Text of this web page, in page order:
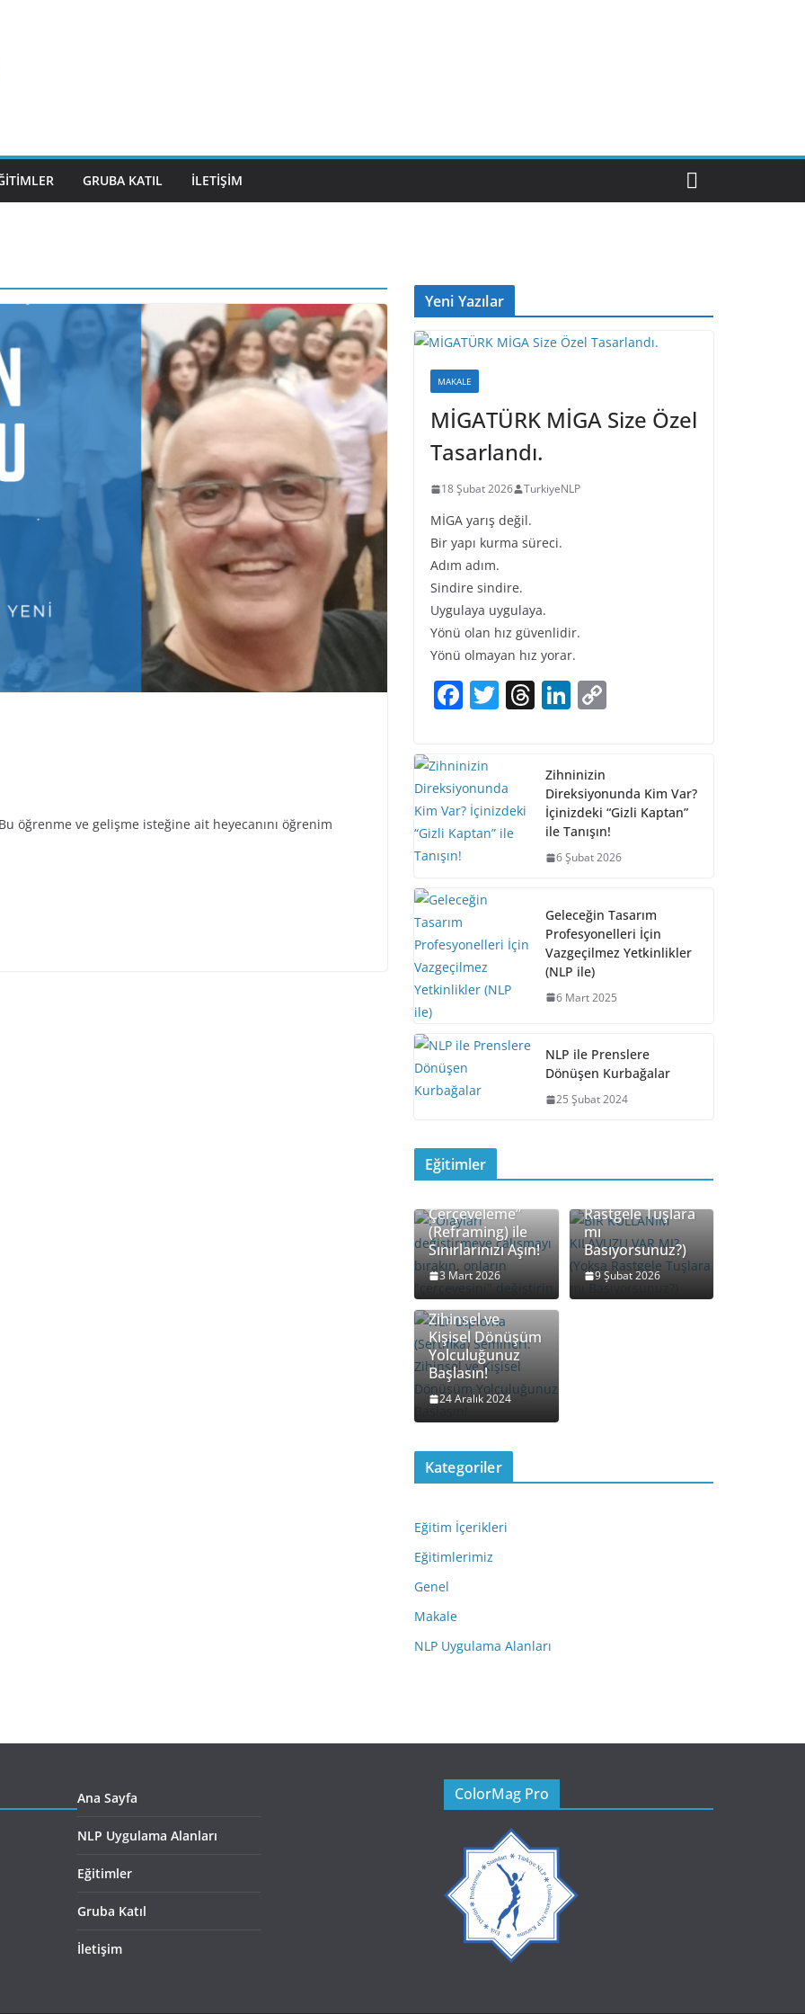
GRUBA KATIL İLETIŞIM
öğrenme ve gelişme isteğine ait heyecanını öğrenim
Yeni Yazılar
MAKALE
MİGATÜRK MİGA Size Özel
Tasarlandı.
18 Şubat 2026 TurkiyeNLP
MİGA yarış değil.
Bir yapı kurma süreci.
Adım adım.
Sindire sindire.
Uygulaya uygulaya.
Yönü olan hız güvenlidir.
Yönü olmayan hız yorar.
F
c
e
b
o
k
T
er
T
a
d
s
Li
e
dI
n
y
Li
n
k
Zihninizin
Direksiyonunda Kim Var?
İçinizdeki “Gizli Kaptan”
ile Tanışın!
6 Şubat 2026
Geleceğin Tasarım
Profesyonelleri İçin
Vazgeçilmez Yetkinlikler
(NLP ile)
6 Mart 2025
NLP ile Prenslere
Dönüşen Kurbağalar
25 Şubat 2024
Eğitimler
Çerçeveleme”
(Reframing) ile
Sınırlarınızı Aşın!
3 Mart 2026
KILAVUZU VAR
Rastgele Tuşlara
mı
Basıyorsunuz?)
9 Şubat 2026
NLP Diploma
(Sertifika)
Semineri:
Zihinsel ve
Kişisel Dönüşüm
Yolculuğunuz
Başlasın!
24 Aralık 2024
Kategoriler
Eğitim İçerikleri
Eğitimlerimiz
Genel
Makale
NLP Uygulama Alanları
Ana Sayfa
NLP Uygulama Alanları
Eğitimler
Gruba Katıl
İletişim
ColorMag Pro